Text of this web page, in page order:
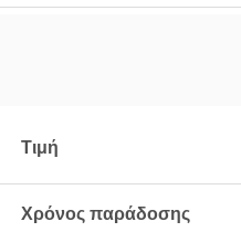
Τιμή
Χρόνος παράδοσης